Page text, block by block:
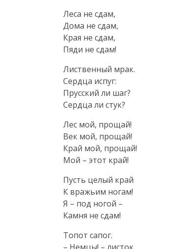
Леса не сдам,
Дома не сдам,
Края не сдам,
Пяди не сдам!
Лиственный мрак.
Сердца испуг:
Прусский ли шаг?
Сердца ли стук?
Лес мой, прощай!
Век мой, прощай!
Край мой, прощай!
Мой – этот край!
Пусть целый край
К вражьим ногам!
Я – под ногой –
Камня не сдам!
Топот сапог.